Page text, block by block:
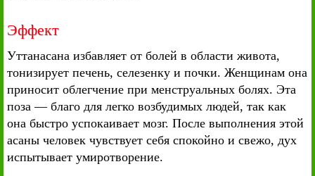
Эффект
Уттанасана избавляет от болей в области живота,
тонизирует печень, селезенку и почки. Женщинам она
приносит облегчение при менструальных болях. Эта
поза — благо для легко возбудимых людей, так как
она быстро успокаивает мозг. После выполнения этой
асаны человек чувствует себя спокойно и свежо, дух
испытывает умиротворение.